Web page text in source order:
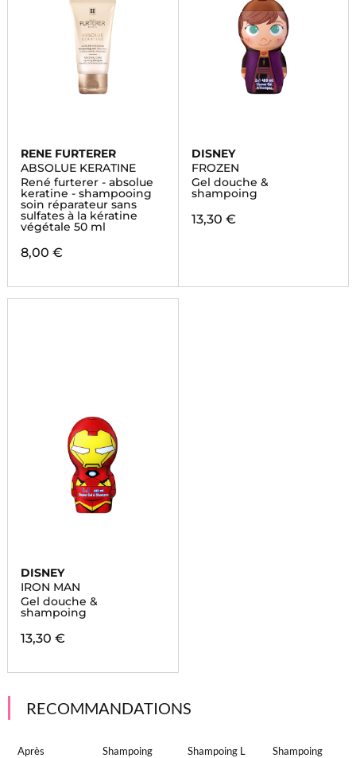
RENE FURTERER
ABSOLUE KERATINE
René furterer - absolue
keratine - shampooing
soin réparateur sans
sulfates à la kératine
végétale 50 ml
8,00 €
DISNEY
FROZEN
Gel douche &
shampoing
13,30 €
DISNEY
IRON MAN
Gel douche &
shampoing
13,30 €
RECOMMANDATIONS
Après
Shampoing
Shampoing L
Shampoing